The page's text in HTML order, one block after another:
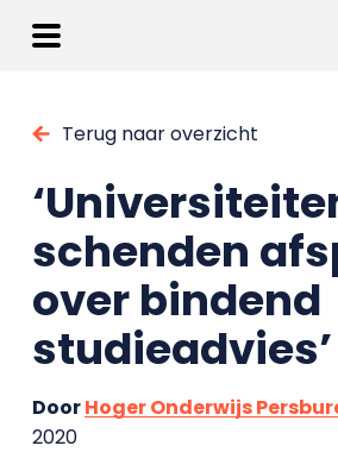
Terug naar overzicht
schenden
over bindend
studieadvies’
DoorHoger Onderwijs
2020